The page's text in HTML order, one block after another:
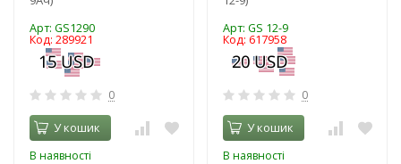
Арт: GS1290
Код: 289921
0
У кошик
В наявності
Арт: GS 12-9
Код: 617958
0
У кошик
В наявності